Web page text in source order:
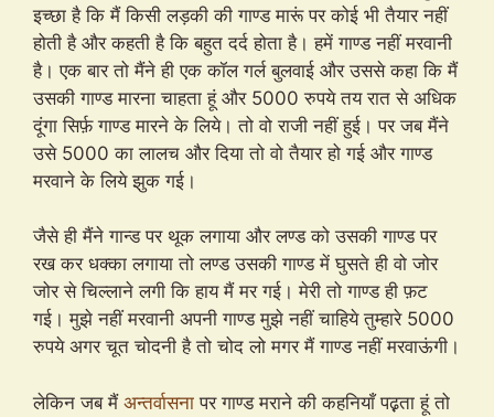
इच्छा है कि मैं किसी लड़की की गाण्ड मारूं पर कोई भी तैयार नहीं
होती है और कहती है कि बहुत दर्द होता है। हमें गाण्ड नहीं मरवानी
है। एक बार तो मैंने ही एक कॉल गर्ल बुलवाई और उससे कहा कि मैं
उसकी गाण्ड मारना चाहता हूं और 5000 रुपये तय रात से अधिक
दूंगा सिर्फ़ गाण्ड मारने के लिये। तो वो राजी नहीं हुई। पर जब मैंने
उसे 5000 का लालच और दिया तो वो तैयार हो गई और गाण्ड
मरवाने के लिये झुक गई।
जैसे ही मैंने गान्ड पर थूक लगाया और लण्ड को उसकी गाण्ड पर
रख कर धक्का लगाया तो लण्ड उसकी गाण्ड में घुसते ही वो जोर
जोर से चिल्लाने लगी कि हाय मैं मर गई। मेरी तो गाण्ड ही फ़ट
गई। मुझे नहीं मरवानी अपनी गाण्ड मुझे नहीं चाहिये तुम्हारे 5000
रुपये अगर चूत चोदनी है तो चोद लो मगर मैं गाण्ड नहीं मरवाऊंगी।
लेकिन जब मैं अन्तर्वासनापर गाण्ड मराने की कहनियाँ पढ़़ता हूं तो